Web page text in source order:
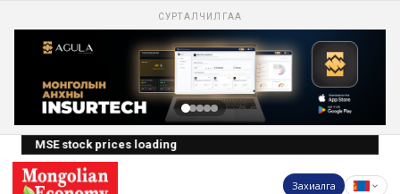
СУРТАЛЧИЛГАА
MSE stock prices loading
Захиалга